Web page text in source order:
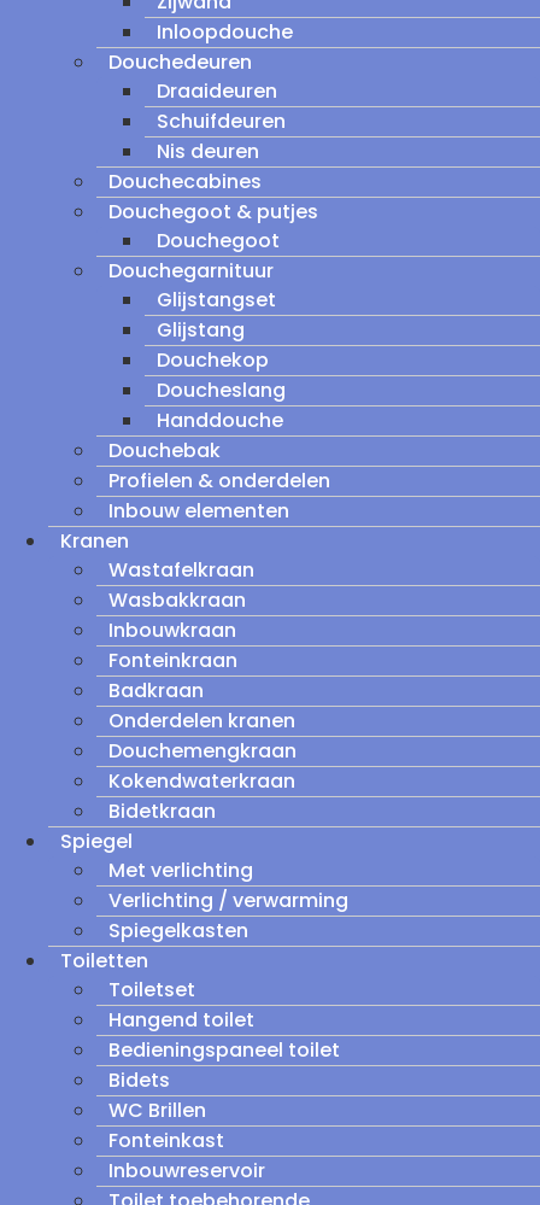
Inloopdouche
Douchedeuren
Draaideuren
Schuifdeuren
Nis deuren
Douchecabines
Douchegoot & putjes
Douchegoot
Douchegarnituur
Glijstangset
Glijstang
Douchekop
Doucheslang
Handdouche
Douchebak
Profielen & onderdelen
Inbouw elementen
Kranen
Wastafelkraan
Wasbakkraan
Inbouwkraan
Fonteinkraan
Badkraan
Onderdelen kranen
Douchemengkraan
Kokendwaterkraan
Bidetkraan
Spiegel
Met verlichting
Verlichting / verwarming
Spiegelkasten
Toiletten
Toiletset
Hangend toilet
Bedieningspaneel toilet
Bidets
WC Brillen
Fonteinkast
Inbouwreservoir